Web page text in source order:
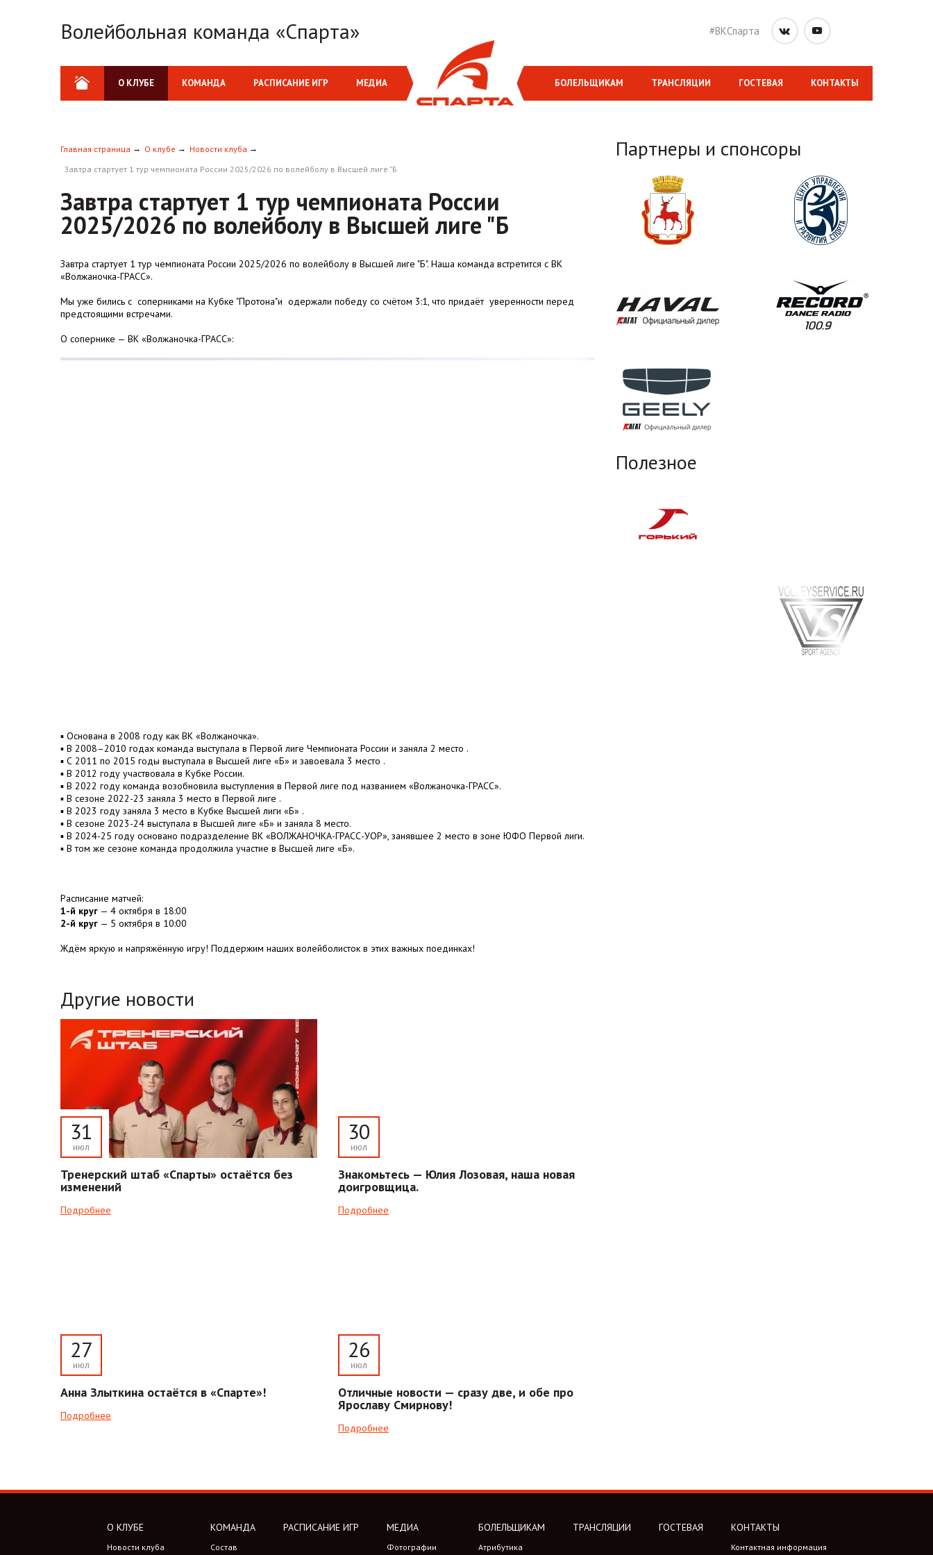
Волейбольная команда «Спарта» #ВКСпарта
О КЛУБЕ КОМАНДА РАСПИСАНИЕ ИГР МЕДИА КОНТАКТЫ
ГОСТЕВАЯ
ТРАНСЛЯЦИИ
БОЛЕЛЬЩИКАМ
Главная страница О клубе
Новости клуба
Завтра стартует 1 тур чемпионата России 2025/2026 по волейболу в Высшей лиге "Б
Завтра стартует 1 тур чемпионата России
2025/2026 по волейболу в Высшей лиге "Б
Завтра стартует 1 тур чемпионата России 2025/2026 по волейболу в Высшей лиге "Б". Наша команда встретится с ВК
«Волжаночка-ГРАСС».
Мы уже бились с соперниками на Кубке "Протона"и одержали победу со счётом 3:1, что придаёт уверенности перед
предстоящими встречами.
О сопернике — ВК «Волжаночка-ГРАСС»:
▪️ Основана в 2008 году как ВК «Волжаночка».
▪️ В 2008–2010 годах команда выступала в Первой лиге Чемпионата России и заняла 2 место .
▪️ С 2011 по 2015 годы выступала в Высшей лиге «Б» и завоевала 3 место .
▪️ В 2012 году участвовала в Кубке России.
▪️ В 2022 году команда возобновила выступления в Первой лиге под названием «Волжаночка-ГРАСС».
▪️ В сезоне 2022-23 заняла 3 место в Первой лиге .
▪️ В 2023 году заняла 3 место в Кубке Высшей лиги «Б» .
▪️ В сезоне 2023-24 выступала в Высшей лиге «Б» и заняла 8 место.
▪️ В 2024-25 году основано подразделение ВК «ВОЛЖАНОЧКА-ГРАСС-УОР», занявшее 2 место в зоне ЮФО Первой лиги.
▪️ В том же сезоне команда продолжила участие в Высшей лиге «Б».
Расписание матчей:
1-й круг — 4 октября в 18:00
2-й круг — 5 октября в 10:00
Ждём яркую и напряжённую игру! Поддержим наших волейболисток в этих важных поединках!
Другие новости
31
июл
Тренерский штаб «Спарты» остаётся без
изменений
Подробнее
30
июл
Знакомьтесь — Юлия Лозовая, наша новая
доигровщица.
Подробнее
27
июл
Анна Злыткина остаётся в «Спарте»!
Подробнее
26
июл
Отличные новости — сразу две, и обе про
Ярославу Смирнову!
Подробнее
Партнеры и спонсоры
Полезное
О КЛУБЕ
Новости клуба
КОМАНДА
Состав
РАСПИСАНИЕ ИГР МЕДИА
Фотографии
БОЛЕЛЬЩИКАМ
Атрибутика
ТРАНСЛЯЦИИ ГОСТЕВАЯ КОНТАКТЫ
Контактная информация